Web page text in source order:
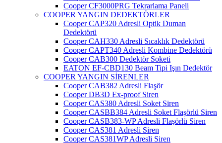
Cooper CF3000PRG Tekrarlama Paneli
COOPER YANGIN DEDEKTÖRLER
Cooper CAP320 Adresli Optik Duman
Dedektörü
Cooper CAH330 Adresli Sıcaklık Dedektörü
Cooper CAPT340 Adresli Kombine Dedektörü
Cooper CAB300 Dedektör Soketi
EATON EF-CBD130 Beam Tipi Işın Dedektör
COOPER YANGIN SİRENLER
Cooper CAB382 Adresli Flaşör
Cooper DB3D Ex-proof Siren
Cooper CAS380 Adresli Soket Siren
Cooper CASBB384 Adresli Soket Flaşörlü Siren
Cooper CASB383-WP Adresli Flaşörlü Siren
Cooper CAS381 Adresli Siren
Cooper CAS381WP Adresli Siren